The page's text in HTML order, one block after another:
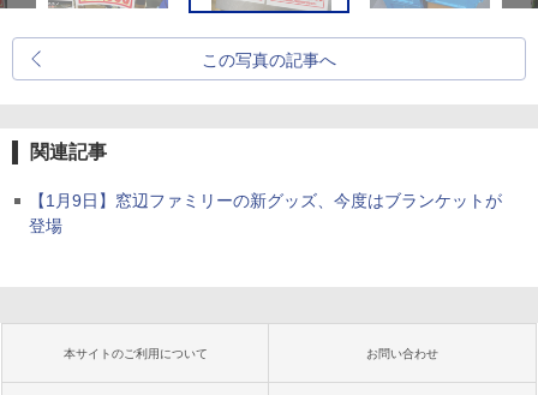
この写真の記事へ
関連記事
【1月9日】窓辺ファミリーの新グッズ、今度はブランケットが
登場
本サイトのご利用について お問い合わせ